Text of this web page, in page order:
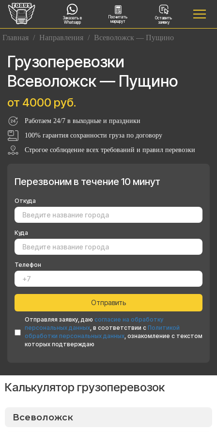
Заказать в
Whatsapp
Посчитать
маршрут
Оставить
заявку
Главная / Направления / Всеволожск — Пущино
Грузоперевозки
Всеволожск — Пущино
от 4000 руб.
Работаем 24/7 в выходные и праздники
100% гарантия сохранности груза по договору
Строгое соблюдение всех требований и правил перевозки
Перезвоним в течение 10 минут
Откуда
Куда
Телефон
Отправляя заявку, даю согласие на обработку
персональных данных, в соответствии с Политикой
обработки персональных данных, ознакомление с текстом
которых подтверждаю
Калькулятор грузоперевозок